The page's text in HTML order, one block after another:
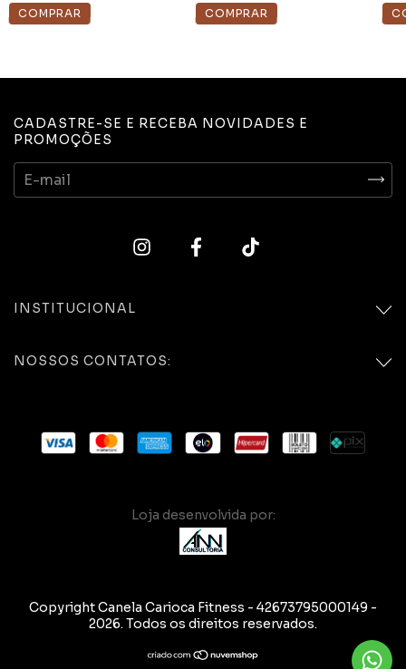
CADASTRE-SE E RECEBA NOVIDADES E
PROMOÇÕES
INSTITUCIONAL
NOSSOS CONTATOS:
Copyright Canela Carioca Fitness - 42673795000149 -
2026. Todos os direitos reservados.